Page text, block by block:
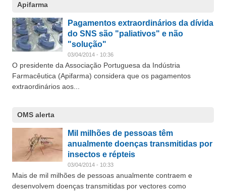
Apifarma
Pagamentos extraordinários da dívida
do SNS são "paliativos" e não
"solução"
03/04/2014 - 10:36
O presidente da Associação Portuguesa da Indústria
Farmacêutica (Apifarma) considera que os pagamentos
extraordinários aos...
OMS alerta
Mil milhões de pessoas têm
anualmente doenças transmitidas por
insectos e répteis
03/04/2014 - 10:33
Mais de mil milhões de pessoas anualmente contraem e
desenvolvem doenças transmitidas por vectores como